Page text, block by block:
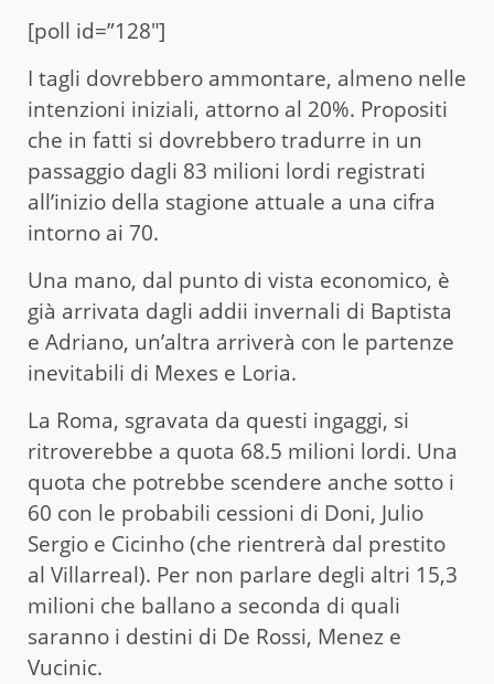
[poll id=”128″]
I tagli dovrebbero ammontare, almeno nelle
intenzioni iniziali, attorno al 20%. Propositi
che in fatti si dovrebbero tradurre in un
passaggio dagli 83 milioni lordi registrati
all’inizio della stagione attuale a una cifra
intorno ai 70.
Una mano, dal punto di vista economico, è
già arrivata dagli addii invernali di Baptista
e Adriano, un’altra arriverà con le partenze
inevitabili di Mexes e Loria.
La Roma, sgravata da questi ingaggi, si
ritroverebbe a quota 68.5 milioni lordi. Una
quota che potrebbe scendere anche sotto i
60 con le probabili cessioni di Doni, Julio
Sergio e Cicinho (che rientrerà dal prestito
al Villarreal). Per non parlare degli altri 15,3
milioni che ballano a seconda di quali
saranno i destini di De Rossi, Menez e
Vucinic.